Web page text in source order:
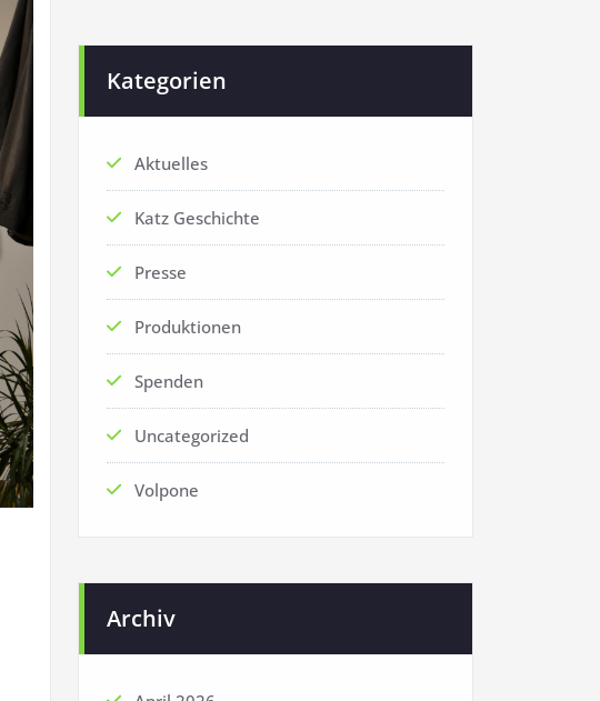
Kategorien
Aktuelles
Katz Geschichte
Presse
Produktionen
Spenden
Uncategorized
Volpone
Archiv